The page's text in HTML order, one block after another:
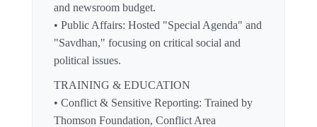
and newsroom budget.
• Public Affairs: Hosted "Special Agenda" and
"Savdhan," focusing on critical social and
political issues.
TRAINING & EDUCATION
• Conflict & Sensitive Reporting: Trained by
Thomson Foundation, Conflict Area